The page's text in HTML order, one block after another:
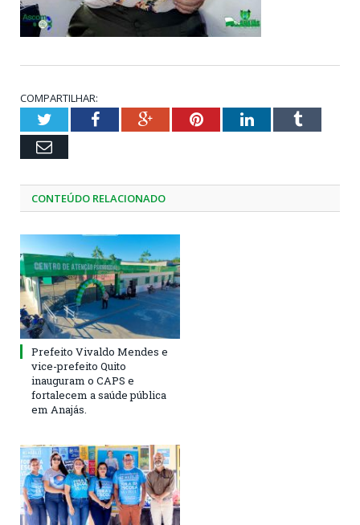
COMPARTILHAR:
TwitterFacebookGoogle+PinterestLinkedInTumblr
Email
CONTEÚDO RELACIONADO
Prefeito Vivaldo Mendes e
vice-prefeito Quito
inauguram o CAPS e
fortalecem a saúde pública
em Anajás.